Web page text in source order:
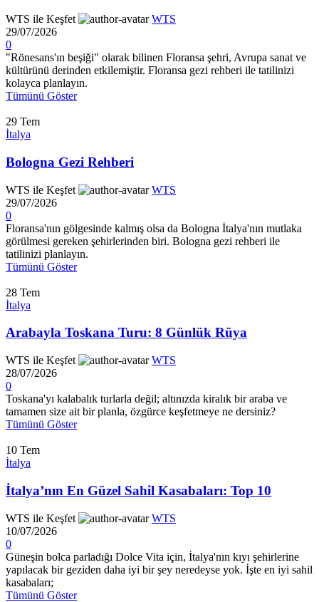
WTS ile Keşfet
WTS
29/07/2026
0
"Rönesans'ın beşiği" olarak bilinen Floransa şehri, Avrupa sanat ve
kültürünü derinden etkilemiştir. Floransa gezi rehberi ile tatilinizi
kolayca planlayın.
Tümünü Göster
29 Tem
İtalya
Bologna Gezi Rehberi
WTS ile Keşfet
WTS
29/07/2026
0
Floransa'nın gölgesinde kalmış olsa da Bologna İtalya'nın mutlaka
görülmesi gereken şehirlerinden biri. Bologna gezi rehberi ile
tatilinizi planlayın.
Tümünü Göster
28 Tem
İtalya
Arabayla Toskana Turu: 8 Günlük Rüya
WTS ile Keşfet
WTS
28/07/2026
0
Toskana'yı kalabalık turlarla değil; altınızda kiralık bir araba ve
tamamen size ait bir planla, özgürce keşfetmeye ne dersiniz?
Tümünü Göster
10 Tem
İtalya
İtalya’nın En Güzel Sahil Kasabaları: Top 10
WTS ile Keşfet
WTS
10/07/2026
0
Güneşin bolca parladığı Dolce Vita için, İtalya'nın kıyı şehirlerine
yapılacak bir geziden daha iyi bir şey neredeyse yok. İşte en iyi sahil
kasabaları;
Tümünü Göster